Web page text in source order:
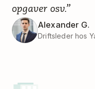
opgaver osv.”
Alexander G.
Driftsleder hos